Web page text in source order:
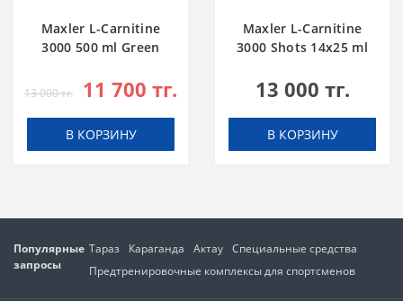
Maxler L-Carnitine
3000 500 ml Green
13 000 тг. 11 700 тг.
В КОРЗИНУ
Maxler L-Carnitine
3000 Shots 14x25 ml
13 000 тг.
В КОРЗИНУ
Популярные
запросы
Тараз Караганда Актау Специальные средства
Предтренировочные комплексы для спортсменов